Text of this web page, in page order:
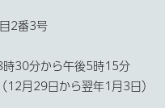
2番3号
時30分から午後5時15分
12月29日から翌年1月3日）